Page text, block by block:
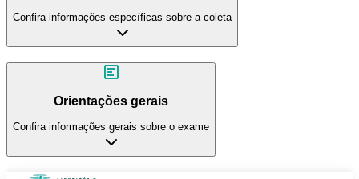
Confira informações específicas sobre a coleta
Orientações gerais
Confira informações gerais sobre o exame